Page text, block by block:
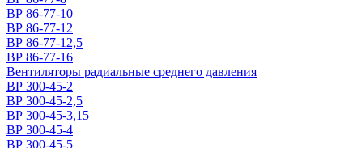
ВР 86-77-10
ВР 86-77-12
ВР 86-77-12,5
ВР 86-77-16
Вентиляторы радиальные среднего давления
ВР 300-45-2
ВР 300-45-2,5
ВР 300-45-3,15
ВР 300-45-4
ВР 300-45-5